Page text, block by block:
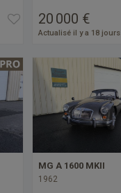
20 000 €
Actualisé il y a 18 jours
MG A 1600 MKII
1962